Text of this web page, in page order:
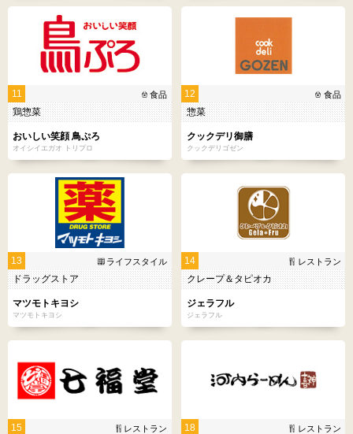
11 食品
鶏惣菜
おいしい笑顔 鳥ぷろ
オイシイエガオ トリプロ
12 食品
惣菜
クックデリ御膳
クックデリゴゼン
13 ライフスタイル
ドラッグストア
マツモトキヨシ
マツモトキヨシ
14 レストラン
クレープ＆タピオカ
ジェラフル
ジェラフル
15 レストラン 18 レストラン